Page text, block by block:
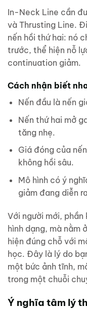
In-Neck Line cần
và Thrusting Line.
nến hồi thứ hai: nó
trước, thể hiện nỗ
continuation giảm.
Cách nhận biết
Nến đầu là nến
Nến thứ hai mở
tăng nhẹ.
Giá đóng của
không hồi sâu.
Mô hình có ý
giảm đang diễn
Với người mới, phần
hình dạng, mà nằm
hiện đúng chỗ với
học. Đây là lý do
một bức ảnh tĩnh,
trong một chuỗi
Ý nghĩa tâm lý